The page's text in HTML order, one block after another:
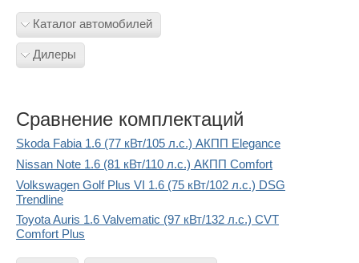
Каталог автомобилей
Дилеры
Сравнение комплектаций
Skoda Fabia 1.6 (77 кВт/105 л.с.) АКПП Elegance
Nissan Note 1.6 (81 кВт/110 л.с.) АКПП Comfort
Volkswagen Golf Plus VI 1.6 (75 кВт/102 л.с.) DSG
Trendline
Toyota Auris 1.6 Valvematic (97 кВт/132 л.с.) CVT
Comfort Plus